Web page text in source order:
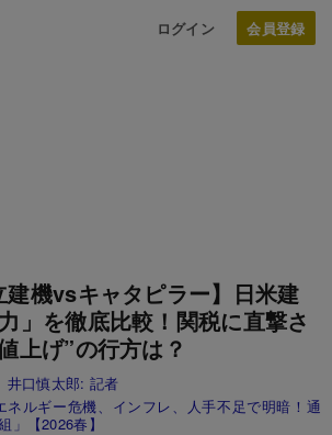
ログイン
建機vsキャタピラー】日米建
」を徹底比較！関税に直撃さ
上げ”の行方は？
井口慎太郎:記者
ネルギー危機、インフレ、人手不足で明暗！通
」【2026春】